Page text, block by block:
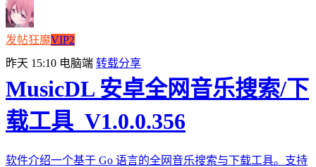
发帖狂魔VIP2
昨天 15:10 电脑端 转载分享
MusicDL 安卓全网音乐搜索/下
载工具_V1.0.0.356
软件介绍一个基于 Go 语言的全网音乐搜索与下载工具。支持